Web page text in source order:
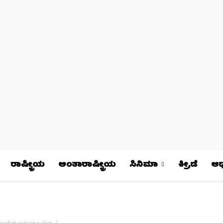
ರಾಷ್ಟ್ರೀಯ ಅಂತಾರಾಷ್ಟ್ರೀಯ ಸಿನಿಮಾ ಕ್ರೀಡೆ